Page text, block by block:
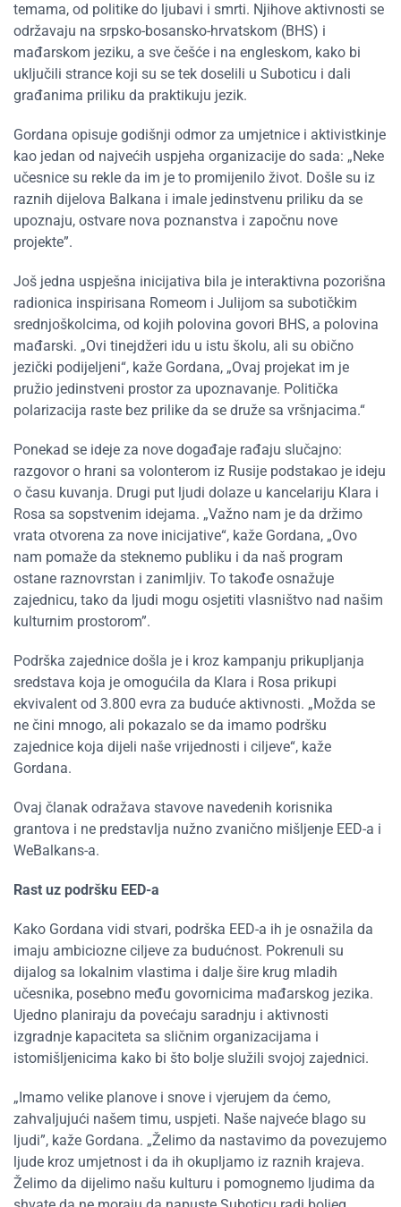
temama, od politike do ljubavi i smrti. Njihove aktivnosti se
održavaju na srpsko-bosansko-hrvatskom (BHS) i
mađarskom jeziku, a sve češće i na engleskom, kako bi
uključili strance koji su se tek doselili u Suboticu i dali
građanima priliku da praktikuju jezik.
Gordana opisuje godišnji odmor za umjetnice i aktivistkinje
kao jedan od najvećih uspjeha organizacije do sada: „Neke
učesnice su rekle da im je to promijenilo život. Došle su iz
raznih dijelova Balkana i imale jedinstvenu priliku da se
upoznaju, ostvare nova poznanstva i započnu nove
projekte”.
Još jedna uspješna inicijativa bila je interaktivna pozorišna
radionica inspirisana Romeom i Julijom sa subotičkim
srednjoškolcima, od kojih polovina govori BHS, a polovina
mađarski. „Ovi tinejdžeri idu u istu školu, ali su obično
jezički podijeljeni“, kaže Gordana, „Ovaj projekat im je
pružio jedinstveni prostor za upoznavanje. Politička
polarizacija raste bez prilike da se druže sa vršnjacima.“
Ponekad se ideje za nove događaje rađaju slučajno:
razgovor o hrani sa volonterom iz Rusije podstakao je ideju
o času kuvanja. Drugi put ljudi dolaze u kancelariju Klara i
Rosa sa sopstvenim idejama. „Važno nam je da držimo
vrata otvorena za nove inicijative“, kaže Gordana, „Ovo
nam pomaže da steknemo publiku i da naš program
ostane raznovrstan i zanimljiv. To takođe osnažuje
zajednicu, tako da ljudi mogu osjetiti vlasništvo nad našim
kulturnim prostorom”.
Podrška zajednice došla je i kroz kampanju prikupljanja
sredstava koja je omogućila da Klara i Rosa prikupi
ekvivalent od 3.800 evra za buduće aktivnosti. „Možda se
ne čini mnogo, ali pokazalo se da imamo podršku
zajednice koja dijeli naše vrijednosti i ciljeve“, kaže
Gordana.
Ovaj članak odražava stavove navedenih korisnika
grantova i ne predstavlja nužno zvanično mišljenje EED-a i
WeBalkans-a.
Rast uz podršku EED-a
Kako Gordana vidi stvari, podrška EED-a ih je osnažila da
imaju ambiciozne ciljeve za budućnost. Pokrenuli su
dijalog sa lokalnim vlastima i dalje šire krug mladih
učesnika, posebno među govornicima mađarskog jezika.
Ujedno planiraju da povećaju saradnju i aktivnosti
izgradnje kapaciteta sa sličnim organizacijama i
istomišljenicima kako bi što bolje služili svojoj zajednici.
„Imamo velike planove i snove i vjerujem da ćemo,
zahvaljujući našem timu, uspjeti. Naše najveće blago su
ljudi”, kaže Gordana. „Želimo da nastavimo da povezujemo
ljude kroz umjetnost i da ih okupljamo iz raznih krajeva.
Želimo da dijelimo našu kulturu i pomognemo ljudima da